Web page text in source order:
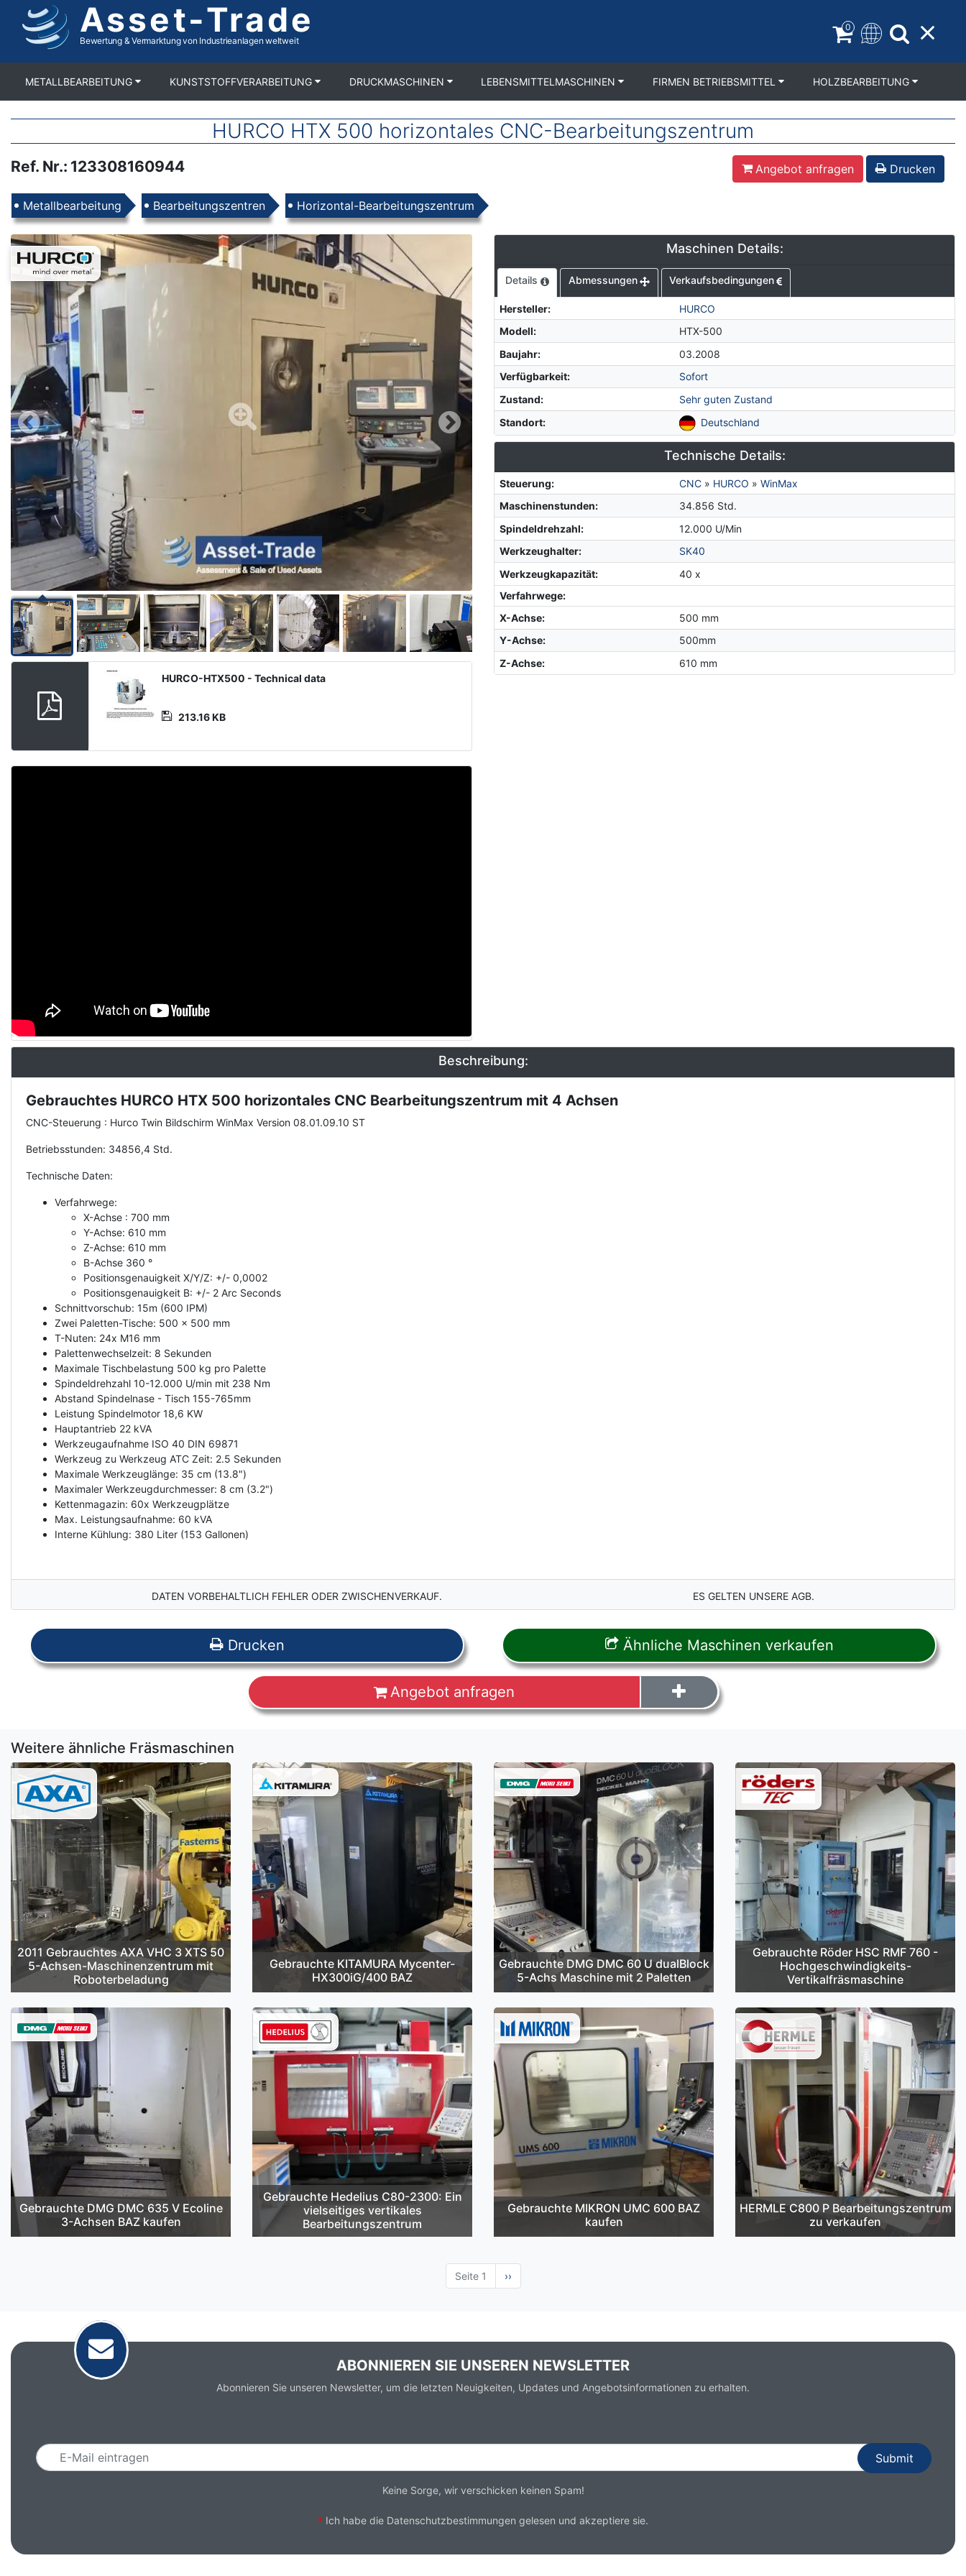
Asset-Trade
Bewertung & Vermarktung von Industrieanlagen weltweit
0
METALLBEARBEITUNG KUNSTSTOFFVERARBEITUNG DRUCKMASCHINEN LEBENSMITTELMASCHINEN FIRMEN BETRIEBSMITTEL HOLZBEARBEITUNG
HURCO HTX 500 horizontales CNC-Bearbeitungszentrum
Ref. Nr.: 123308160944 Angebot anfragen Drucken
Produkte
Metallbearbeitung Bearbeitungszentren Horizontal-Bearbeitungszentrum
Media
Datei
HURCO-HTX500 - Technical data
213.16 KB
Maschinen Details:
Details Abmessungen Verkaufsbedingungen
Hersteller:
HURCO
Modell:
HTX-500
Baujahr:
03.2008
Verfügbarkeit:
Sofort
Zustand:
Sehr guten Zustand
Standort: Deutschland
Technische Details:
Steuerung: CNC » HURCO »WinMax
Maschinenstunden:
34.856 Std.
Spindeldrehzahl:
12.000 U/Min
Werkzeughalter:
SK40
Werkzeugkapazität:
40 x
Verfahrwege:
X-Achse:
500 mm
Y-Achse:
500mm
Z-Achse: 610 mm
Beschreibung:
Description
Gebrauchtes HURCO HTX 500 horizontales CNC Bearbeitungszentrum mit 4 Achsen
CNC-Steuerung : Hurco Twin Bildschirm WinMax Version 08.01.09.10 ST
Betriebsstunden: 34856,4 Std.
Technische Daten:
Verfahrwege:
X-Achse : 700 mm
Y-Achse: 610 mm
Z-Achse: 610 mm
B-Achse 360 °
Positionsgenauigkeit X/Y/Z: +/- 0,0002
Positionsgenauigkeit B: +/- 2 Arc Seconds
Schnittvorschub: 15m (600 IPM)
Zwei Paletten-Tische: 500 x 500 mm
T-Nuten: 24x M16 mm
Palettenwechselzeit: 8 Sekunden
Maximale Tischbelastung 500 kg pro Palette
Spindeldrehzahl 10-12.000 U/min mit 238 Nm
Abstand Spindelnase - Tisch 155-765mm
Leistung Spindelmotor 18,6 KW
Hauptantrieb 22 kVA
Werkzeugaufnahme ISO 40 DIN 69871
Werkzeug zu Werkzeug ATC Zeit: 2.5 Sekunden
Maximale Werkzeuglänge: 35 cm (13.8")
Maximaler Werkzeugdurchmesser: 8 cm (3.2")
Kettenmagazin: 60x Werkzeugplätze
Max. Leistungsaufnahme: 60 kVA
Interne Kühlung: 380 Liter (153 Gallonen)
DATEN VORBEHALTLICH FEHLER ODER ZWISCHENVERKAUF. ES GELTEN UNSERE AGB.
Drucken Ähnliche Maschinen verkaufen
Angebot anfragen
Weitere ähnliche Fräsmaschinen
2011 Gebrauchtes AXA VHC 3 XTS 50
5-Achsen-Maschinenzentrum mit
Roboterbeladung
Gebrauchte KITAMURA Mycenter-
HX300iG/400 BAZ
Gebrauchte DMG DMC 60 U dualBlock
5-Achs Maschine mit 2 Paletten
Gebrauchte Röder HSC RMF 760 -
Hochgeschwindigkeits-
Vertikalfräsmaschine
Gebrauchte DMG DMC 635 V Ecoline
3-Achsen BAZ kaufen
Gebrauchte Hedelius C80-2300: Ein
vielseitiges vertikales
Bearbeitungszentrum
Gebrauchte MIKRON UMC 600 BAZ
kaufen
HERMLE C800 P Bearbeitungszentrum
zu verkaufen
Seite 1
Nächste
Seite
››
ABONNIEREN SIE UNSEREN NEWSLETTER
Abonnieren Sie unseren Newsletter, um die letzten Neuigkeiten, Updates und Angebotsinformationen zu erhalten.
Keine Sorge, wir verschicken keinen Spam!
* Ich habe die Datenschutzbestimmungen gelesen und akzeptiere sie.